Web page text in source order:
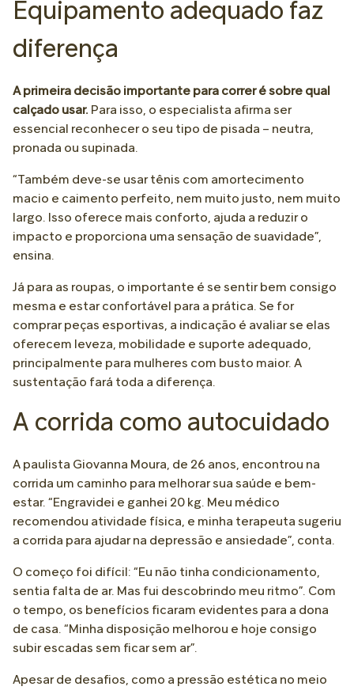
Equipamento adequado faz
diferença
A primeira decisão importante para correr é sobre qual
calçado usar. Para isso, o especialista afirma ser
essencial reconhecer o seu tipo de pisada – neutra,
pronada ou supinada.
“Também deve-se usar tênis com amortecimento
macio e caimento perfeito, nem muito justo, nem muito
largo. Isso oferece mais conforto, ajuda a reduzir o
impacto e proporciona uma sensação de suavidade”,
ensina.
Já para as roupas, o importante é se sentir bem consigo
mesma e estar confortável para a prática. Se for
comprar peças esportivas, a indicação é avaliar se elas
oferecem leveza, mobilidade e suporte adequado,
principalmente para mulheres com busto maior. A
sustentação fará toda a diferença.
A corrida como autocuidado
A paulista Giovanna Moura, de 26 anos, encontrou na
corrida um caminho para melhorar sua saúde e bem-
estar. “Engravidei e ganhei 20 kg. Meu médico
recomendou atividade física, e minha terapeuta sugeriu
a corrida para ajudar na depressão e ansiedade”, conta.
O começo foi difícil: “Eu não tinha condicionamento,
sentia falta de ar. Mas fui descobrindo meu ritmo”. Com
o tempo, os benefícios ficaram evidentes para a dona
de casa. “Minha disposição melhorou e hoje consigo
subir escadas sem ficar sem ar”.
Apesar de desafios, como a pressão estética no meio